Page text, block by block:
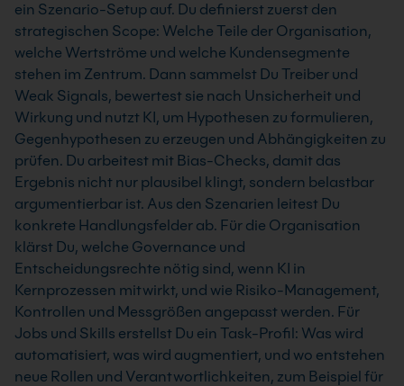
ein Szenario-Setup auf. Du definierst zuerst den
strategischen Scope: Welche Teile der Organisation,
welche Wertströme und welche Kundensegmente
stehen im Zentrum. Dann sammelst Du Treiber und
Weak Signals, bewertest sie nach Unsicherheit und
Wirkung und nutzt KI, um Hypothesen zu formulieren,
Gegenhypothesen zu erzeugen und Abhängigkeiten zu
prüfen. Du arbeitest mit Bias-Checks, damit das
Ergebnis nicht nur plausibel klingt, sondern belastbar
argumentierbar ist. Aus den Szenarien leitest Du
konkrete Handlungsfelder ab. Für die Organisation
klärst Du, welche Governance und
Entscheidungsrechte nötig sind, wenn KI in
Kernprozessen mitwirkt, und wie Risiko-Management,
Kontrollen und Messgrößen angepasst werden. Für
Jobs und Skills erstellst Du ein Task-Profil: Was wird
automatisiert, was wird augmentiert, und wo entstehen
neue Rollen und Verantwortlichkeiten, zum Beispiel für